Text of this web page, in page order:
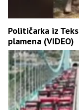
Političarka iz
plamena (VIDEO)